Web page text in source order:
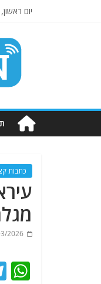
יום ראשון,
מודיעין
כתבות
2026